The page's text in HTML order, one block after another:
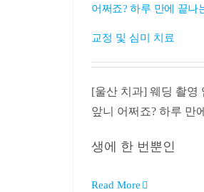
어쩌죠? 하루 만에 끝나
교정 및 심미 치료
[울산 치과] 웨딩 촬영
앞니 어쩌죠? 하루 만
생에 한 번뿐인
Read More